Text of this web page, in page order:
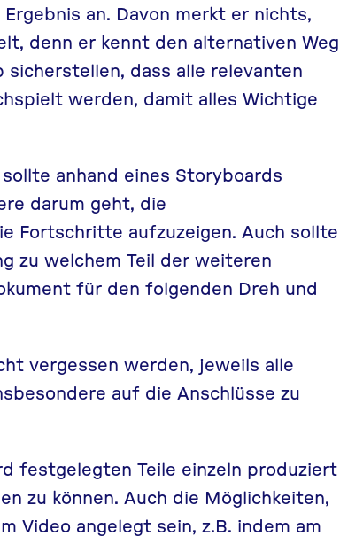
an. Davon merkt er nichts,
denn er kennt den alternativen Weg
sicherstellen, dass alle relevanten
werden, damit alles Wichtige
anhand eines Storyboards
darum geht, die
Fortschritte aufzuzeigen. Auch sollte
zu welchem Teil der weiteren
für den folgenden Dreh und
vergessen werden, jeweils alle
auf die Anschlüsse zu
festgelegten Teile einzeln produziert
zu können. Auch die Möglichkeiten,
Video angelegt sein, z.B. indem am